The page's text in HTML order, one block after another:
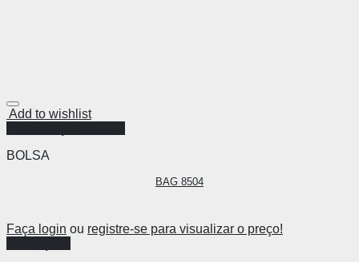
Add to wishlist
BOLSA
BAG 8504
Faça login ou registre-se para visualizar o preço!